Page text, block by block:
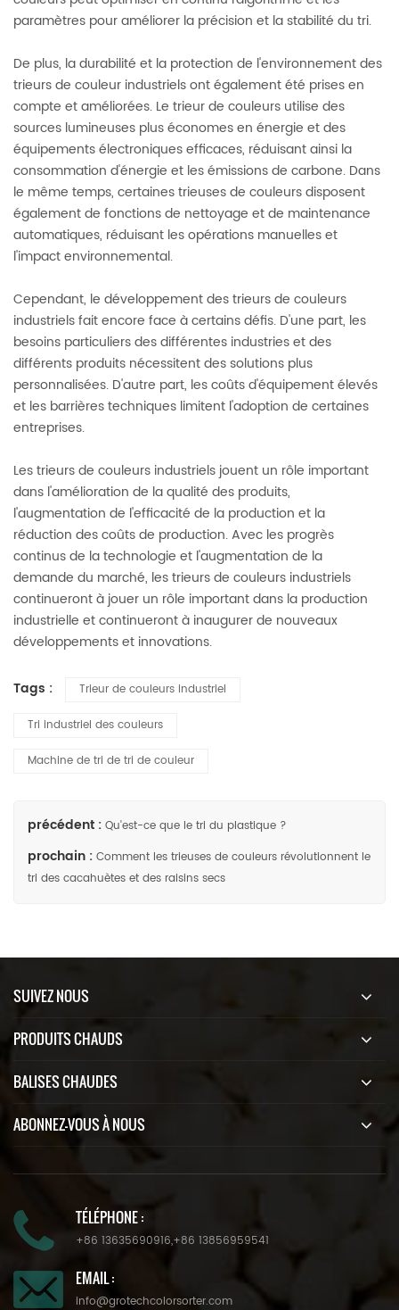
paramètres pour améliorer la précision et la stabilité du tri.
De plus, la durabilité et la protection de l'environnement des
trieurs de couleur industriels ont également été prises en
compte et améliorées. Le trieur de couleurs utilise des
sources lumineuses plus économes en énergie et des
équipements électroniques efficaces, réduisant ainsi la
consommation d'énergie et les émissions de carbone. Dans
le même temps, certaines trieuses de couleurs disposent
également de fonctions de nettoyage et de maintenance
automatiques, réduisant les opérations manuelles et
l'impact environnemental.
Cependant, le développement des trieurs de couleurs
industriels fait encore face à certains défis. D'une part, les
besoins particuliers des différentes industries et des
différents produits nécessitent des solutions plus
personnalisées. D'autre part, les coûts d'équipement élevés
et les barrières techniques limitent l'adoption de certaines
entreprises.
Les trieurs de couleurs industriels jouent un rôle important
dans l'amélioration de la qualité des produits,
l'augmentation de l'efficacité de la production et la
réduction des coûts de production. Avec les progrès
continus de la technologie et l'augmentation de la
demande du marché, les trieurs de couleurs industriels
continueront à jouer un rôle important dans la production
industrielle et continueront à inaugurer de nouveaux
développements et innovations.
Tags : Trieur de couleurs industriel
Tri industriel des couleurs
Machine de tri de tri de couleur
précédent : Qu'est-ce que le tri du plastique ?
prochain : Comment les trieuses de couleurs révolutionnent le
tri des cacahuètes et des raisins secs
SUIVEZ NOUS
PRODUITS CHAUDS
BALISES CHAUDES
ABONNEZ-VOUS À NOUS
TÉLÉPHONE :
+86 13635690916,+86 13856959541
EMAIL :
info@grotechcolorsorter.com